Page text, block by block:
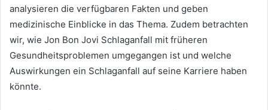
analysieren die verfügbaren Fakten und geben
medizinische Einblicke in das Thema. Zudem betrachten
wir, wie Jon Bon Jovi Schlaganfall mit früheren
Gesundheitsproblemen umgegangen ist und welche
Auswirkungen ein Schlaganfall auf seine Karriere haben
könnte.